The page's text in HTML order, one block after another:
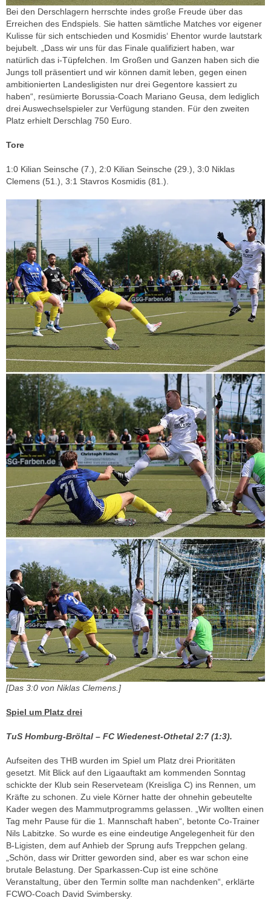
Bei den Derschlagern herrschte indes große Freude über das
Erreichen des Endspiels. Sie hatten sämtliche Matches vor eigener
Kulisse für sich entschieden und Kosmidis‘ Ehentor wurde lautstark
bejubelt. „Dass wir uns für das Finale qualifiziert haben, war
natürlich das i-Tüpfelchen. Im Großen und Ganzen haben sich die
Jungs toll präsentiert und wir können damit leben, gegen einen
ambitionierten Landesligisten nur drei Gegentore kassiert zu
haben“, resümierte Borussia-Coach Mariano Geusa, dem lediglich
drei Auswechselspieler zur Verfügung standen. Für den zweiten
Platz erhielt Derschlag 750 Euro.
Tore
1:0 Kilian Seinsche (7.), 2:0 Kilian Seinsche (29.), 3:0 Niklas
Clemens (51.), 3:1 Stavros Kosmidis (81.).
[Das 3:0 von Niklas Clemens.]
Spiel um Platz drei
TuS Homburg-Bröltal – FC Wiedenest-Othetal 2:7 (1:3).
Aufseiten des THB wurden im Spiel um Platz drei Prioritäten
gesetzt. Mit Blick auf den Ligaauftakt am kommenden Sonntag
schickte der Klub sein Reserveteam (Kreisliga C) ins Rennen, um
Kräfte zu schonen. Zu viele Körner hatte der ohnehin gebeutelte
Kader wegen des Mammutprogramms gelassen. „Wir wollten einen
Tag mehr Pause für die 1. Mannschaft haben“, betonte Co-Trainer
Nils Labitzke. So wurde es eine eindeutige Angelegenheit für den
B-Ligisten, dem auf Anhieb der Sprung aufs Treppchen gelang.
„Schön, dass wir Dritter geworden sind, aber es war schon eine
brutale Belastung. Der Sparkassen-Cup ist eine schöne
Veranstaltung, über den Termin sollte man nachdenken“, erklärte
FCWO-Coach David Svimbersky.